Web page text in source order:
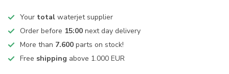
Your total waterjet supplier
Order before 15:00 next day delivery
More than 7.600 parts on stock!
Free shipping above 1.000 EUR